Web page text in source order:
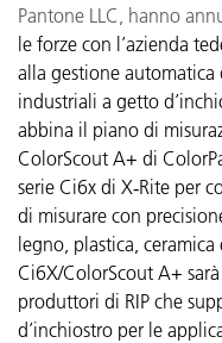
Pantone LLC, hanno
le forze con l’azienda
alla gestione
industriali a getto
abbina il piano di
ColorScout A+ di
serie Ci6x di X‑Rite per
di misurare con
legno, plastica,
Ci6X/ColorScout A+
produttori di RIP che
d’inchiostro per le